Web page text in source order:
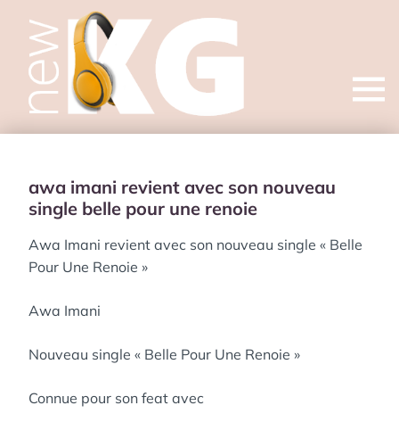
Open
awa imani revient avec son nouveau
single belle pour une renoie
Awa Imani revient avec son nouveau single « Belle
Pour Une Renoie »
Awa Imani
Nouveau single « Belle Pour Une Renoie »
Connue pour son feat avec